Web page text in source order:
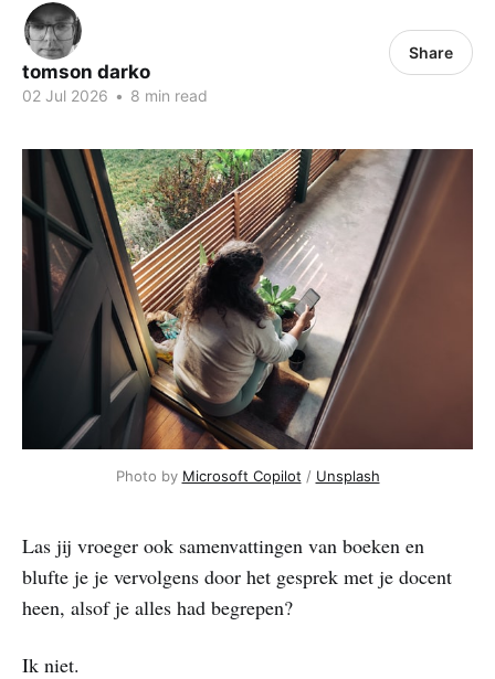
tomson darko
02 Jul 2026 • 8 min read
Share
Photo by Microsoft Copilot / Unsplash
Las jij vroeger ook samenvattingen van boeken en
blufte je je vervolgens door het gesprek met je docent
heen, alsof je alles had begrepen?
Ik niet.